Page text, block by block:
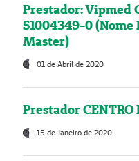
Prestador: Vipmed
51004349-0
Master)
01 de Abril de 2020
Prestador CENTRO
15 de Janeiro de 2020